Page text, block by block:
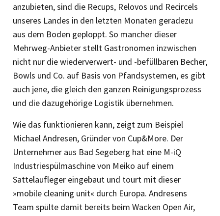
anzubieten, sind die Recups, Relovos und Recircels
unseres Landes in den letzten Monaten geradezu
aus dem Boden geploppt. So mancher dieser
Mehrweg-Anbieter stellt Gastronomen inzwischen
nicht nur die wiederverwert- und -befüll­baren Becher,
Bowls und Co. auf Basis von Pfandsystemen, es gibt
auch jene, die gleich den ganzen Reinigungs­prozess
und die dazugehörige Logistik übernehmen.
Wie das funktionieren kann, zeigt zum Beispiel
Michael Andresen, Gründer von Cup&More. Der
Unternehmer aus Bad Segeberg hat eine M-iQ
Industriespülmaschine von Meiko auf einem
Sattelaufleger eingebaut und tourt mit dieser
»mobile cleaning unit« durch Europa. Andresens
Team spülte damit bereits beim Wacken Open Air,